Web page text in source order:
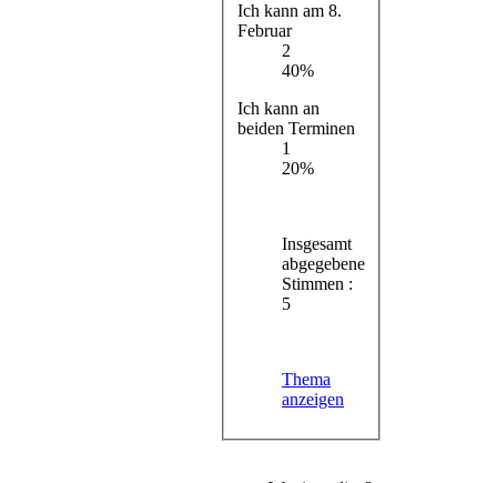
Ich kann am 8.
Februar
2
40%
Ich kann an
beiden Terminen
1
20%
Insgesamt
abgegebene
Stimmen :
5
Thema
anzeigen